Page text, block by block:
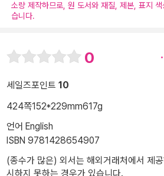
소량 제작하므로, 원 도서와 재질, 제본, 표지
습니다.
0
세일즈포인트 10
424쪽152*229mm617g
언어 English
ISBN 9781428654907
(종수가 많은) 외서는 해외거래처에서 제
시하지 못하는 경우가 있습니다.